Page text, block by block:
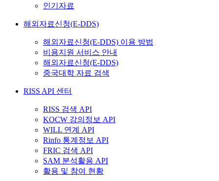
인기자료
해외자료신청(E-DDS)
해외자료신청(E-DDS) 이용 방법
비용지원 서비스 안내
해외자료신청(E-DDS)
중국대학 자료 검색
RISS API 센터
RISS 검색 API
KOCW 강의정보 API
WILL 연계 API
Rinfo 통계정보 API
FRIC 검색 API
SAM 분석활용 API
활용 및 참여 현황